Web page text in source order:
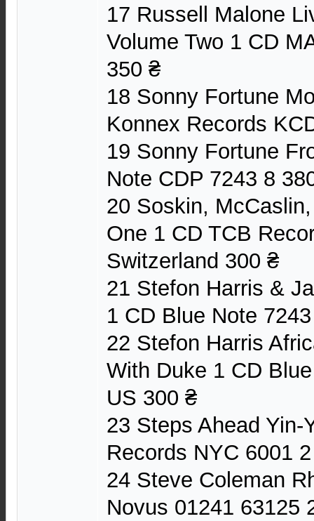
17 Russell Malone
Volume Two 1 CD
350 ₴
18 Sonny Fortune
Konnex Records
19 Sonny Fortune
Note CDP 7243 8
20 Soskin,
One 1 CD TCB
Switzerland 300 ₴
21 Stefon Harris &
1 CD Blue Note
22 Stefon Harris
With Duke 1 CD
US 300 ₴
23 Steps Ahead Yin-
Records NYC 6001
24 Steve Coleman
Novus 01241 63125